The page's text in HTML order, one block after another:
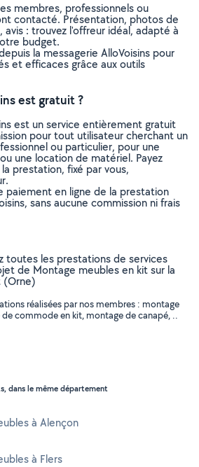
membres, professionnels ou
contacté. Présentation, photos de
avis : trouvez l'offreur idéal, adapté à
budget.
la messagerie AlloVoisins pour
et efficaces grâce aux outils
est gratuit ?
est un service entièrement gratuit
pour tout utilisateur cherchant un
ou particulier, pour une
une location de matériel. Payez
prestation, fixé par vous,
paiement en ligne de la prestation
sans aucune commission ni frais
toutes les prestations de services
de Montage meubles en kit sur la
(Orne)
réalisées par nos membres : montage
commode en kit, montage de canapé, ..
dans le même département
à Alençon
à Flers